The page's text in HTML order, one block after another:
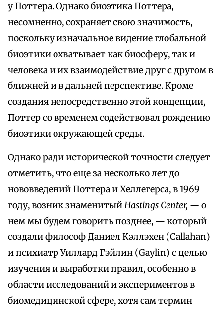
у Поттера. Однако биоэтика Поттера,
несомненно, сохраняет свою значимость,
поскольку изначальное видение глобальной
биоэтики охватывает как биосферу, так и
человека и их взаимодействие друг с другом в
ближней и в дальней перспективе. Кроме
создания непосредственно этой концепции,
Поттер со временем содействовал рождению
биоэтики окружающей среды.
Однако ради исторической точности следует
отметить, что еще за несколько лет до
нововведений Поттера и Хеллегерса, в 1969
году, возник знаменитыйHastings Center, — о
нем мы будем говорить позднее, — который
создали философ Даниел Кэллэхен (Callahan)
и психиатр Уиллард Гэйлин (Gaylin) с целью
изучения и выработки правил, особенно в
области исследований и экспериментов в
биомедицинской сфере, хотя сам термин